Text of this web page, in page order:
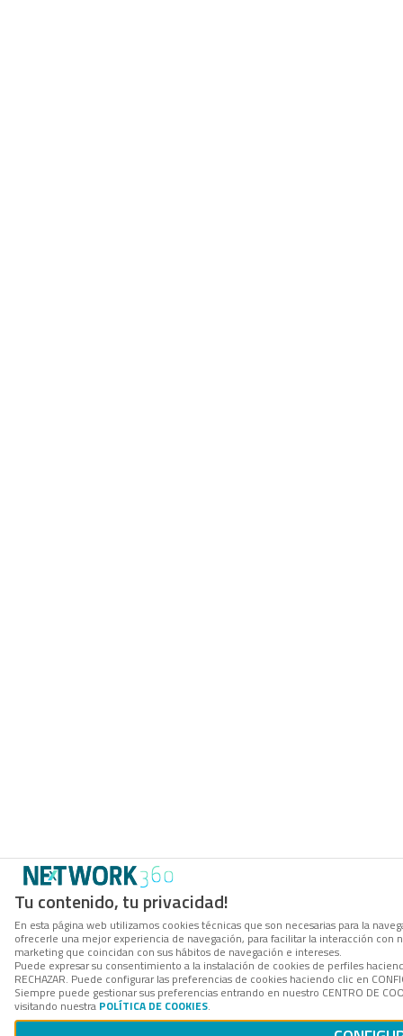
Tu contenido, tu privacidad!
En esta página web utilizamos cookies técnicas que son necesarias para la
ofrecerle una mejor experiencia de navegación, para facilitar la interacción
marketing que coincidan con sus hábitos de navegación e intereses.
Puede expresar su consentimiento a la instalación de cookies de perfiles
RECHAZAR. Puede configurar las preferencias de cookies haciendo clic en
Siempre puede gestionar sus preferencias entrando en nuestro CENTRO DE
visitando nuestra POLÍTICA DE COOKIES.